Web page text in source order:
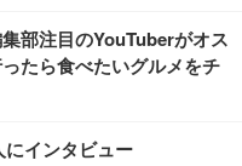
部注目のYouTuberがオス
たら食べたいグルメをチ
にインタビュー